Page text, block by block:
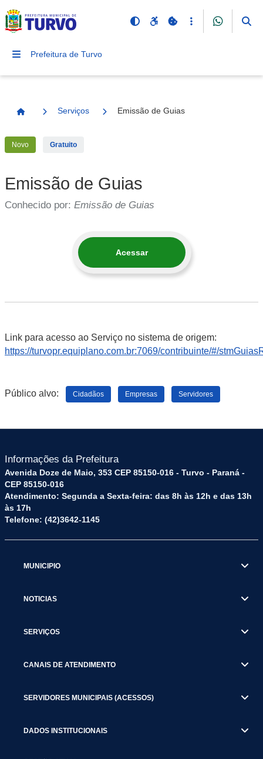
Prefeitura de Turvo
Página Inicial
Serviços Emissão de Guias
Novo Gratuito
Emissão de Guias
Conhecido por: Emissão de Guias
Acessar
Link para acesso ao Serviço no sistema de origem:
https://turvopr.equiplano.com.br:7069/contribuinte/#/
Público alvo: Cidadãos Empresas Servidores
Informações da Prefeitura
Avenida Doze de Maio, 353 CEP 85150-016 - Turvo - Paraná -
CEP 85150-016
Atendimento: Segunda a Sexta-feira: das 8h às 12h e das 13h
às 17h
Telefone: (42)3642-1145
MUNICIPIO
NOTICIAS
SERVIÇOS
CANAIS DE ATENDIMENTO
SERVIDORES MUNICIPAIS (ACESSOS)
DADOS INSTITUCIONAIS